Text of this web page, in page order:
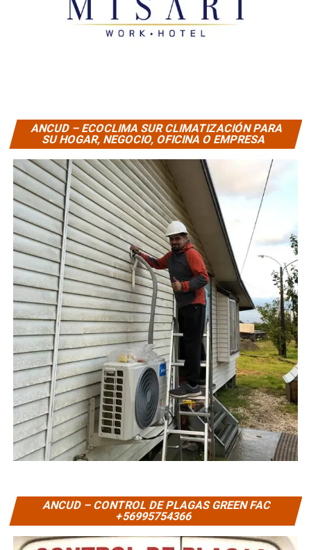
ANCUD – ECOCLIMA SUR CLIMATIZACIÓN PARA
SU HOGAR, NEGOCIO, OFICINA O EMPRESA
ANCUD – CONTROL DE PLAGAS GREEN FAC
+56995754366